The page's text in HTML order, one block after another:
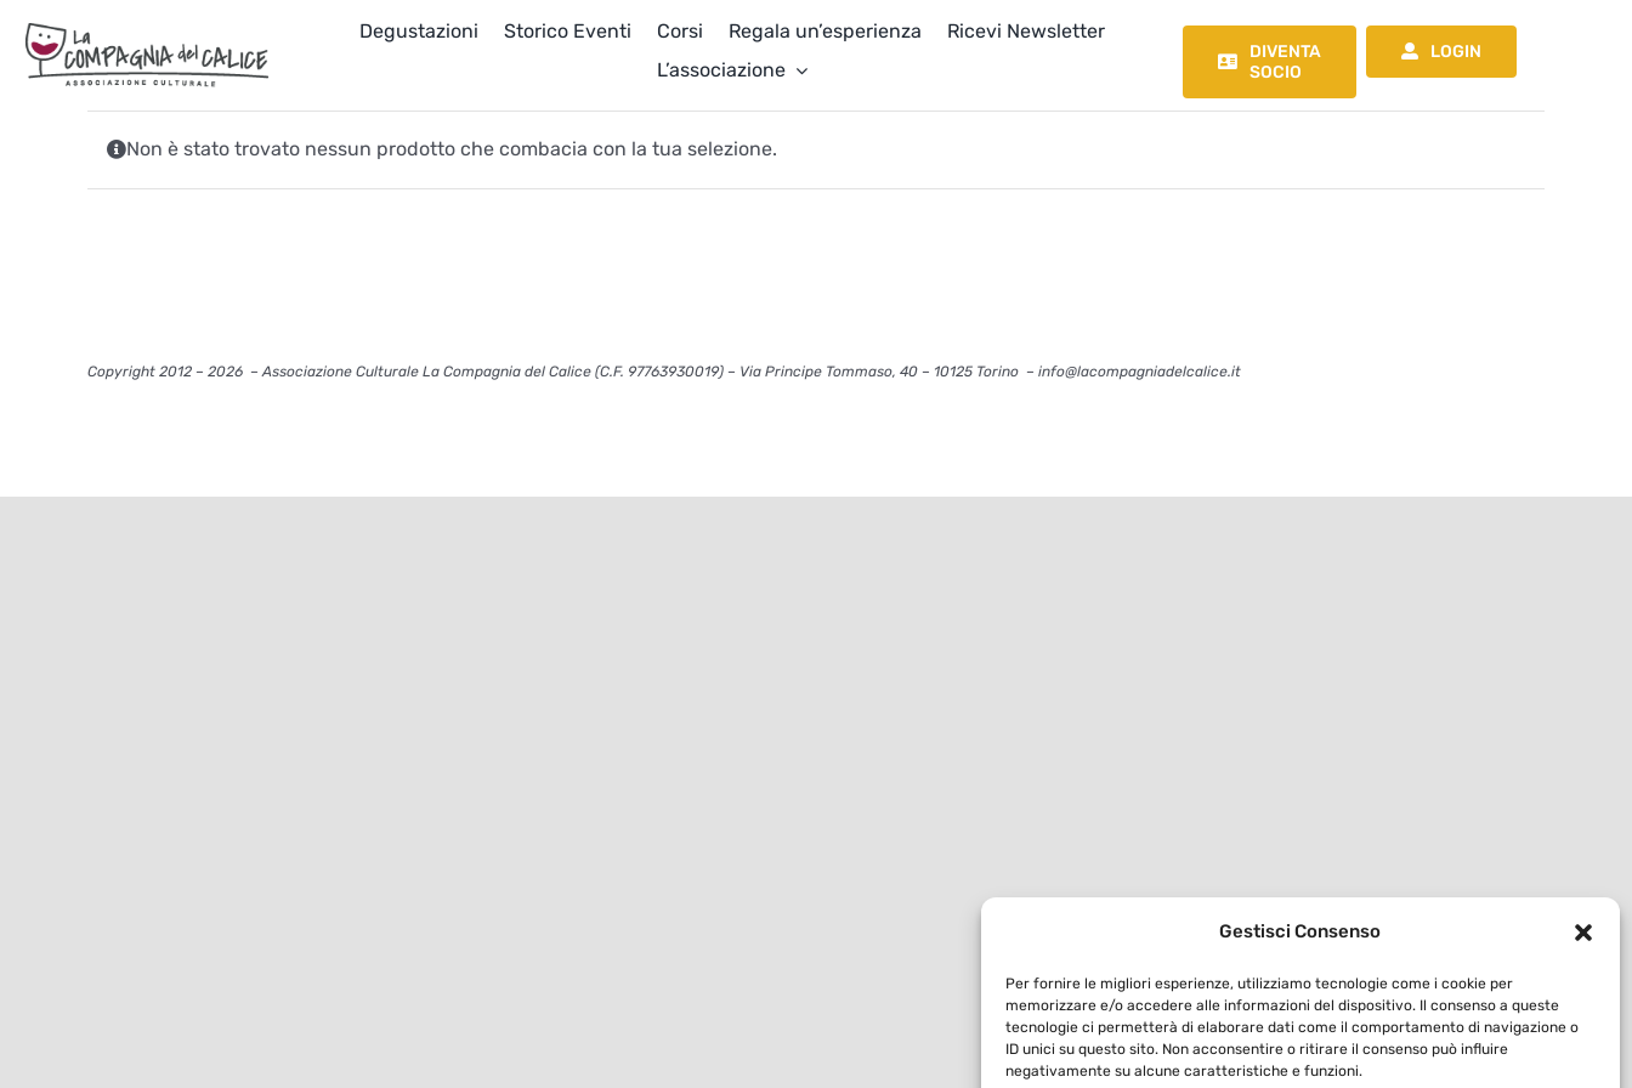
Gestisci Consenso
Per fornire le migliori esperienze, utilizziamo tecnologie come i cookie per
memorizzare e/o accedere alle informazioni del dispositivo. Il consenso a queste
tecnologie ci permetterà di elaborare dati come il comportamento di navigazione o
ID unici su questo sito. Non acconsentire o ritirare il consenso può influire
negativamente su alcune caratteristiche e funzioni.
contenuto
Degustazioni Storico Eventi Corsi Regala un’esperienza
Ricevi Newsletter
L’associazione
DIVENTA
SOCIO
LOGIN
Non è stato trovato nessun prodotto che combacia con la tua selezione.
Copyright 2012 – 2026 – Associazione Culturale La Compagnia del Calice (C.F. 97763930019) – Via Principe Tommaso, 40 – 10125 Torino – info@lacompagniadelcalice.it